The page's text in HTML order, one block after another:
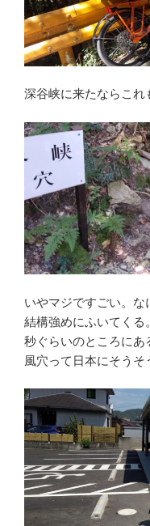
深谷峡に来たならこれ
いやマジですごい。
結構強めにふいてくる
秒ぐらいのところにあ
風穴って日本にそうそ